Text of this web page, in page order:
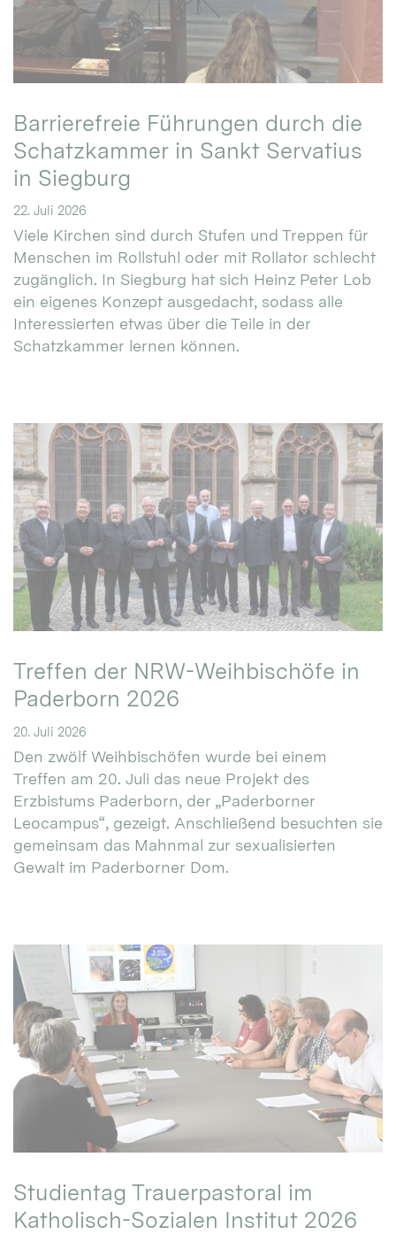
Barrierefreie Führungen durch die
Schatzkammer in Sankt Servatius
in Siegburg
22. Juli 2026
Viele Kirchen sind durch Stufen und Treppen für
Menschen im Rollstuhl oder mit Rollator schlecht
zugänglich. In Siegburg hat sich Heinz Peter Lob
ein eigenes Konzept ausgedacht, sodass alle
Interessierten etwas über die Teile in der
Schatzkammer lernen können.
Treffen der NRW-Weihbischöfe in
Paderborn 2026
20. Juli 2026
Den zwölf Weihbischöfen wurde bei einem
Treffen am 20. Juli das neue Projekt des
Erzbistums Paderborn, der „Paderborner
Leocampus“, gezeigt. Anschließend besuchten sie
gemeinsam das Mahnmal zur sexualisierten
Gewalt im Paderborner Dom.
Studientag Trauerpastoral im
Katholisch-Sozialen Institut 2026